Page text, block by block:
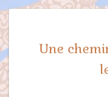
Une